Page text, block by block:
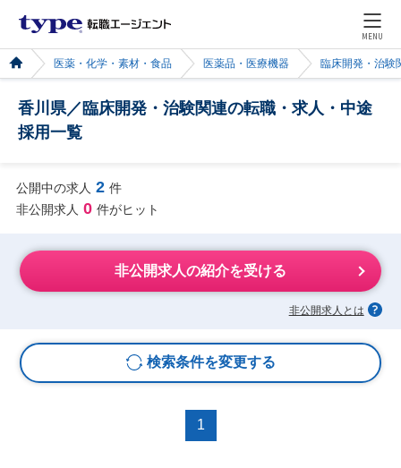
MENU
医薬・化学・素材・食品 医薬品・医療機器 臨床開発・治験
香川県／臨床開発・治験関連の転職・求人・中途
採用一覧
公開中の求人 2 件
非公開求人 0 件がヒット
非公開求人の紹介を受ける
非公開求人とは
検索条件を変更する
1